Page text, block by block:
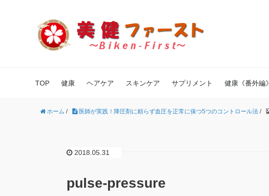
TOP 健康 ヘアケア スキンケア サプリメント 健康《番外編》
ホーム / 医師が実践！降圧剤に頼らず血圧を正常に保つ5つのコントロール法 /
2018.05.31
pulse-pressure